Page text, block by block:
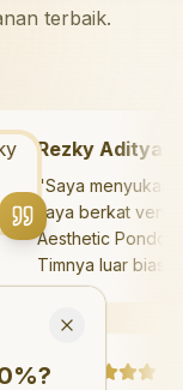
terbaik.
Rezky
"Saya
saya berkat
Aesthetic
Timnya luar
hasilnya
saya. Saya
"
Debby Sahertian
strong>?
?
Close